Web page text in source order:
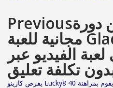
Previousالعب خمسين دورة
مجانية للعبة Gladiator Slot
الفيديو عبر
تكلفة تعليق
يفرض كازينو Lucky8 شخصًا يقوم بمراهنة 40x مع حد أقصى جيد للرهان